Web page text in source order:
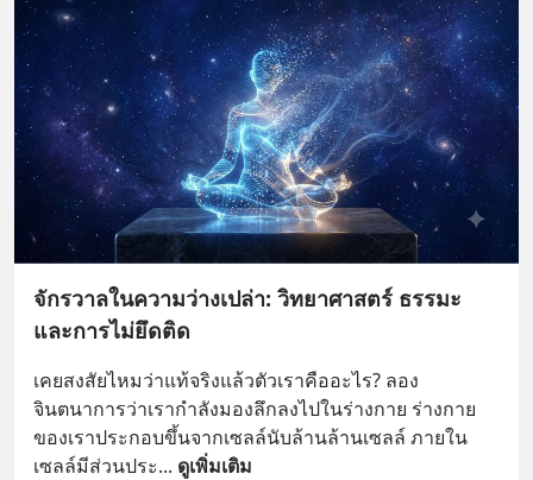
จักรวาลในความว่างเปล่า: วิทยาศาสตร์ ธรรมะ
และการไม่ยึดติด
เคยสงสัยไหมว่าแท้จริงแล้วตัวเราคืออะไร? ลอง
จินตนาการว่าเรากำลังมองลึกลงไปในร่างกาย ร่างกาย
ของเราประกอบขึ้นจากเซลล์นับล้านล้านเซลล์ ภายใน
เซลล์มีส่วนประ... ดูเพิ่มเติม